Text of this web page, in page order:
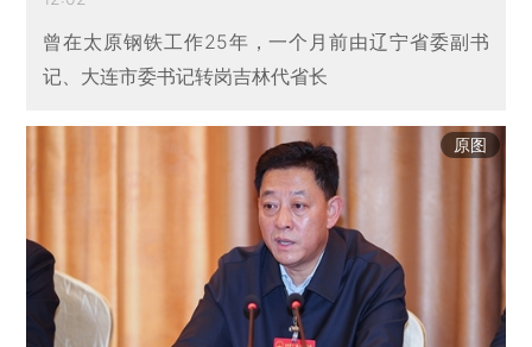
曾在太原钢铁工作25年，一个月前由辽宁省委副书
记、大连市委书记转岗吉林代省长
原图